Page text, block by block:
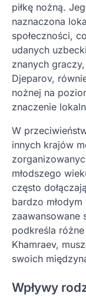
piłkę nożną.
naznaczona
społeczności,
udanych
znanych
Djeparov,
nożnej na
znaczenie
W
innych krajów
młodszego
często
bardzo
zaawansowane
podkreśla
Khamraev,
swoich
Wpływy